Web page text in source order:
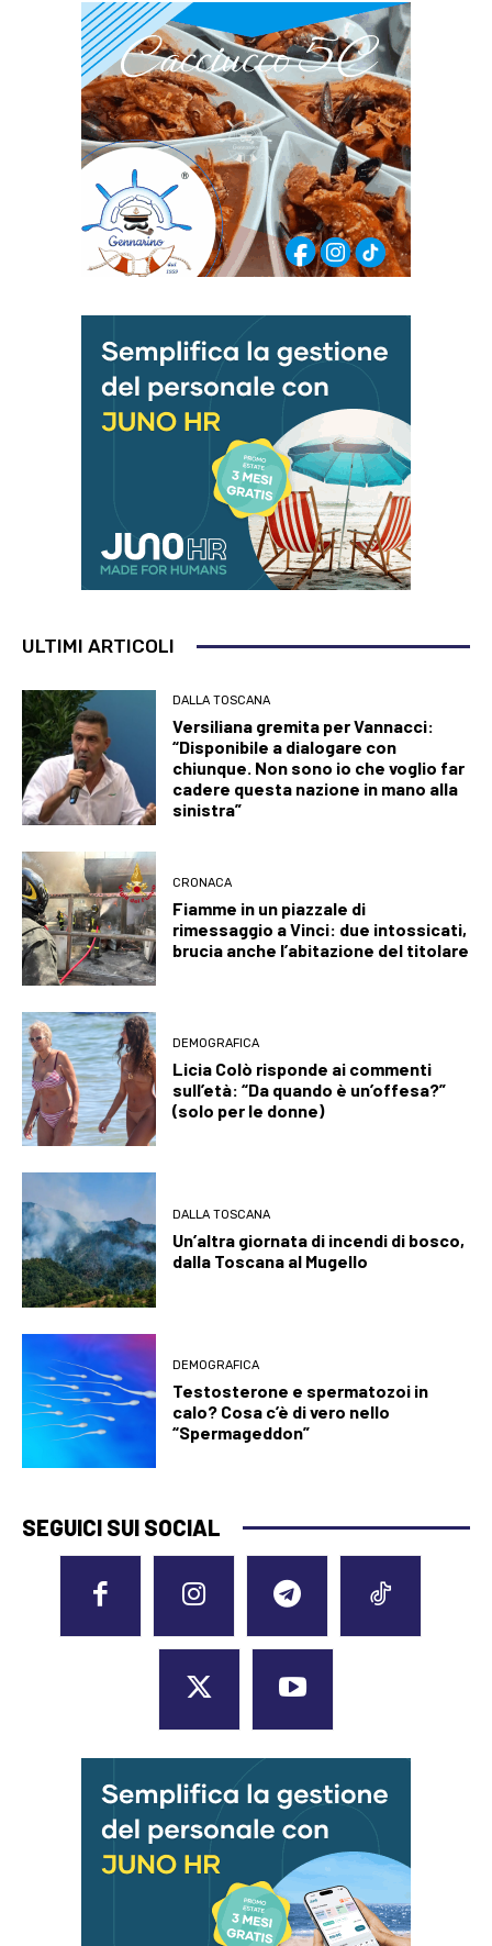
ULTIMI ARTICOLI
DALLA TOSCANA
Versiliana gremita per Vannacci:
“Disponibile a dialogare con
chiunque. Non sono io che voglio far
cadere questa nazione in mano alla
sinistra”
CRONACA
Fiamme in un piazzale di
rimessaggio a Vinci: due intossicati,
brucia anche l’abitazione del titolare
DEMOGRAFICA
Licia Colò risponde ai commenti
sull’età: “Da quando è un’offesa?”
(solo per le donne)
DALLA TOSCANA
Un’altra giornata di incendi di bosco,
dalla Toscana al Mugello
DEMOGRAFICA
Testosterone e spermatozoi in
calo? Cosa c’è di vero nello
“Spermageddon”
SEGUICI SUI SOCIAL